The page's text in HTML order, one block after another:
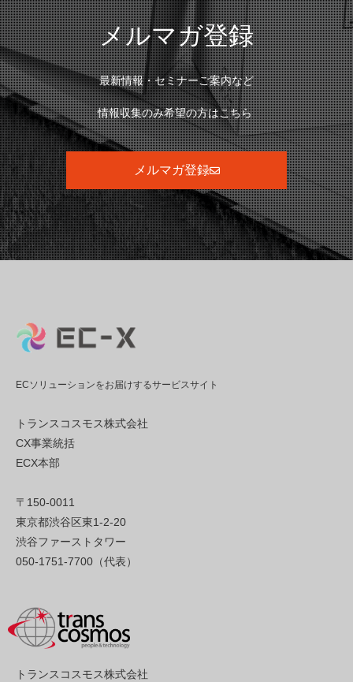
メルマガ登録
最新情報・セミナーご案内など
情報収集のみ希望の方はこちら
メルマガ登録
ECソリューションをお届けするサービスサイト
トランスコスモス株式会社
CX事業統括
ECX本部
〒150-0011
東京都渋谷区東1-2-20
渋谷ファーストタワー
050-1751-7700（代表）
トランスコスモス株式会社